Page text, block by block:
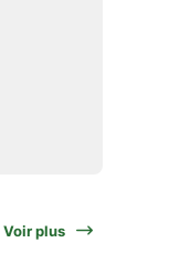
Voir plus